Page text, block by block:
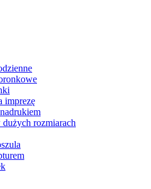
imprezę
rozmiarach